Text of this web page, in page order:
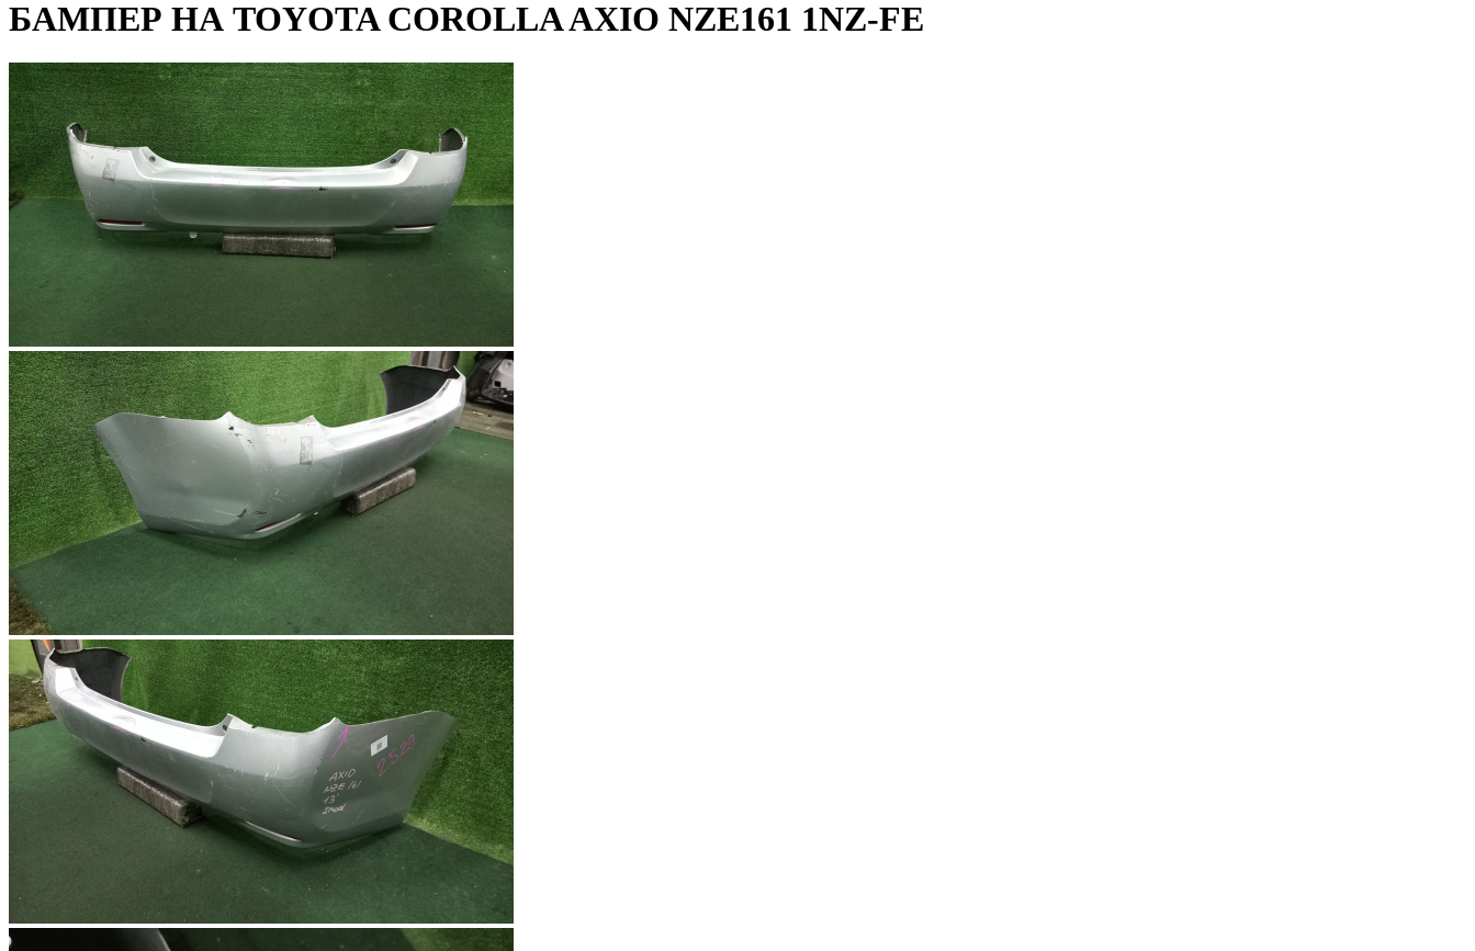
БАМПЕР НА TOYOTA COROLLA AXIO NZE161 1NZ-FE